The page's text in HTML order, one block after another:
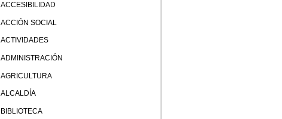
ACCESIBILIDAD
ACCIÓN SOCIAL
ACTIVIDADES
ADMINISTRACIÓN
AGRICULTURA
ALCALDÍA
BIBLIOTECA